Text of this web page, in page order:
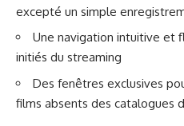
excepté un simple
Une navigation intuitive et
initiés du streaming
Des fenêtres exclusives
films absents des catalogues